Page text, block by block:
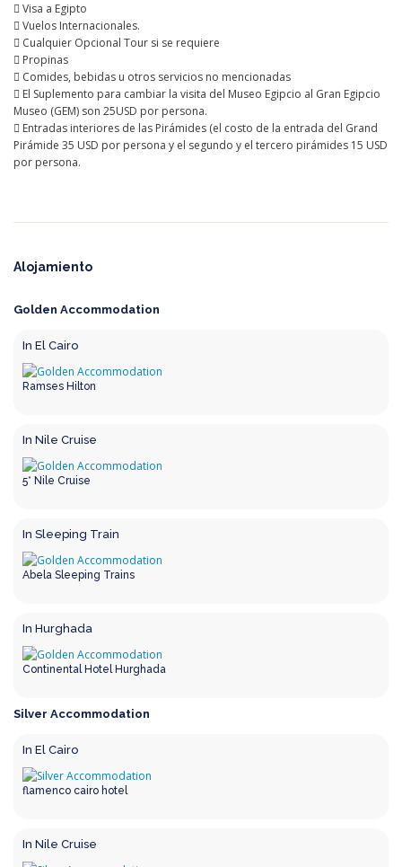
 Visa a Egipto
 Vuelos Internacionales.
 Cualquier Opcional Tour si se requiere
 Propinas
 Comides, bebidas u otros servicios no mencionadas
 El Suplemento para cambiar la visita del Museo Egipcio al Gran Egipcio
Museo (GEM) son 25USD por persona.
 Entradas interiores de las Pirámides (el costo de la entrada del Grand
Pirámide 35 USD por persona y el segundo y el tercero pirámides 15 USD
por persona.
Alojamiento
Golden Accommodation
In El Cairo
Ramses Hilton
In Nile Cruise
5* Nile Cruise
In Sleeping Train
Abela Sleeping Trains
In Hurghada
Continental Hotel Hurghada
Silver Accommodation
In El Cairo
flamenco cairo hotel
In Nile Cruise